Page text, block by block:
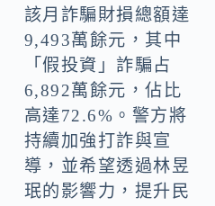
該月詐騙財損總額達
9,493萬餘元，其中
「假投資」詐騙占
6,892萬餘元，佔比
高達72.6%。警方將
持續加強打詐與宣
導，並希望透過林昱
珉的影響力，提升民